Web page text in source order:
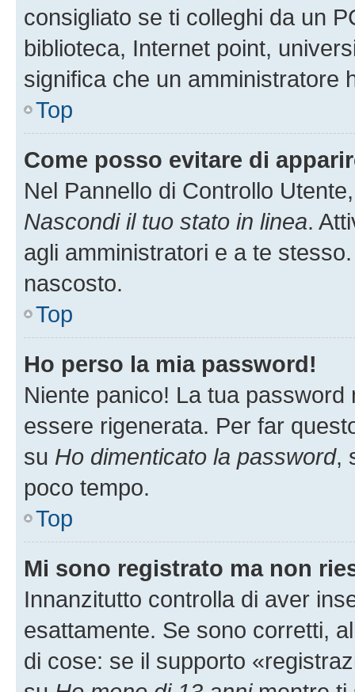
consigliato se ti colleghi da un
biblioteca, Internet point,
significa che un amministratore
Top
Come posso evitare di
Nel Pannello di Controllo
Nascondi il tuo stato in linea.
agli amministratori e a te
nascosto.
Top
Ho perso la mia password!
Niente panico! La tua
essere rigenerata. Per far
su Ho dimenticato la password,
poco tempo.
Top
Mi sono registrato ma non
Innanzitutto controlla di aver
esattamente. Se sono corretti,
di cose: se il supporto